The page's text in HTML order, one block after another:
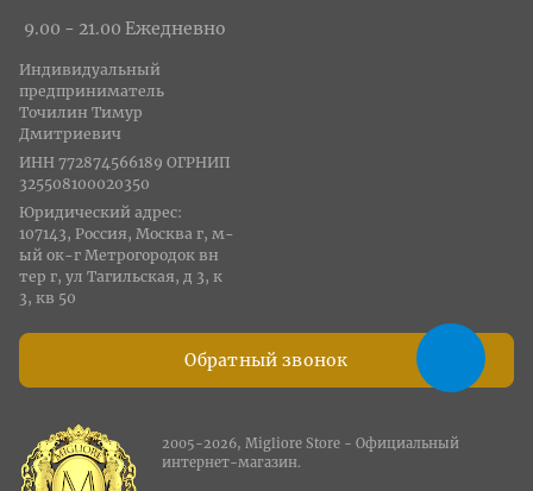
9.00 - 21.00 Ежедневно
Обратный звонок
Индивидуальный
предприниматель
Точилин Тимур
Дмитриевич
ИНН 772874566189 ОГРНИП
325508100020350
Юридический адрес:
107143, Россия, Москва г, м-
ый ок-г Метрогородок вн
тер г, ул Тагильская, д 3, к
3, кв 50
2005-2026, Migliore Store - Официальный
интернет-магазин.